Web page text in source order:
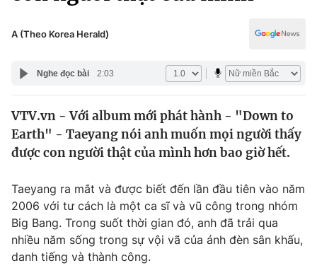
Pháp luật
Thế giới
Thế giới đó đây
Câu chuyện quốc tế
Kinh tế
Tài chính
Thị trường
Dữ liệu và đời sống
Y tế
Công nghệ
A (Theo Korea Herald)
Nghe đọc bài 2:03
VTV.vn - Với album mới phát hành - "Down to
Earth" - Taeyang nói anh muốn mọi người thấy
được con người thật của mình hơn bao giờ hết.
Taeyang ra mắt và được biết đến lần đầu tiên vào năm
2006 với tư cách là một ca sĩ và vũ công trong nhóm
Big Bang. Trong suốt thời gian đó, anh đã trải qua
nhiều năm sống trong sự vội vã của ánh đèn sân khấu,
danh tiếng và thành công.